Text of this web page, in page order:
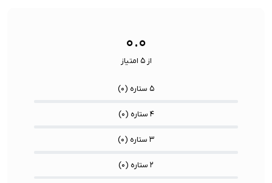
۰.۰
از ۵ امتیاز
۵ ستاره ( ۰)
۴ ستاره ( ۰)
۳ ستاره ( ۰)
۲ ستاره ( ۰)